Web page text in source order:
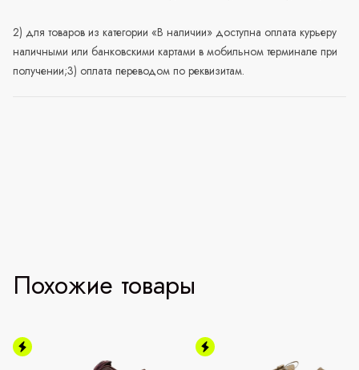
2) для товаров из категории «В наличии» доступна оплата курьеру
наличными или банковскими картами в мобильном терминале при
получении;3) оплата переводом по реквизитам.
Похожие товары